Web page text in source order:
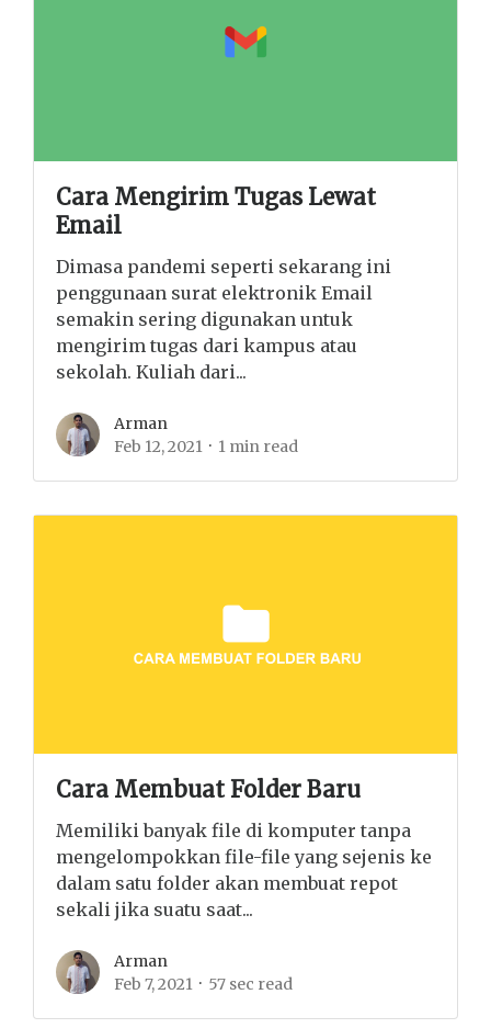
Cara Mengirim Tugas Lewat
Email
Dimasa pandemi seperti sekarang ini
penggunaan surat elektronik Email
semakin sering digunakan untuk
mengirim tugas dari kampus atau
sekolah. Kuliah dari...
Arman
Feb 12, 2021
1 min read
Cara Membuat Folder Baru
Memiliki banyak file di komputer tanpa
mengelompokkan file-file yang sejenis ke
dalam satu folder akan membuat repot
sekali jika suatu saat...
Arman
Feb 7, 2021
57 sec read